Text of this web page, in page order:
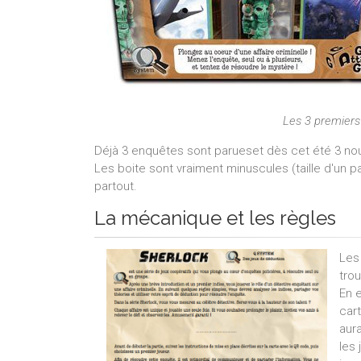
Les 3
Déjà 3 enquêtes sont parueset dès cet été 3
Les boite sont vraiment minuscules (taille d'un
partout.
La mécanique et les règles
En
les